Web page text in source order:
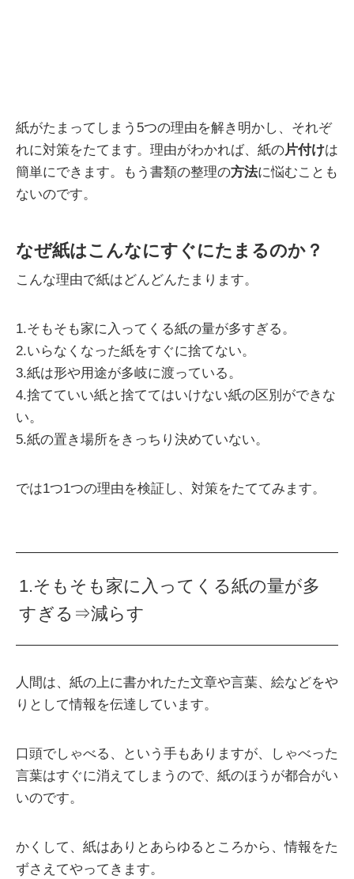
紙がたまってしまう5つの理由を解き明かし、それぞ
れに対策をたてます。理由がわかれば、紙の片付けは
簡単にできます。もう書類の整理の方法に悩むことも
ないのです。
なぜ紙はこんなにすぐにたまるのか？
こんな理由で紙はどんどんたまります。
1.そもそも家に入ってくる紙の量が多すぎる。
2.いらなくなった紙をすぐに捨てない。
3.紙は形や用途が多岐に渡っている。
4.捨てていい紙と捨ててはいけない紙の区別ができな
い。
5.紙の置き場所をきっちり決めていない。
では1つ1つの理由を検証し、対策をたててみます。
1.そもそも家に入ってくる紙の量が多
すぎる⇒減らす
人間は、紙の上に書かれたた文章や言葉、絵などをや
りとして情報を伝達しています。
口頭でしゃべる、という手もありますが、しゃべった
言葉はすぐに消えてしまうので、紙のほうが都合がい
いのです。
かくして、紙はありとあらゆるところから、情報をた
ずさえてやってきます。